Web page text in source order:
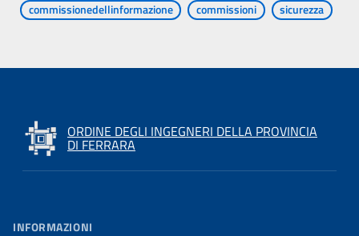
commissionedellinformazione commissioni sicurezza
ORDINE DEGLI INGEGNERI DELLA PROVINCIA
DI FERRARA
INFORMAZIONI